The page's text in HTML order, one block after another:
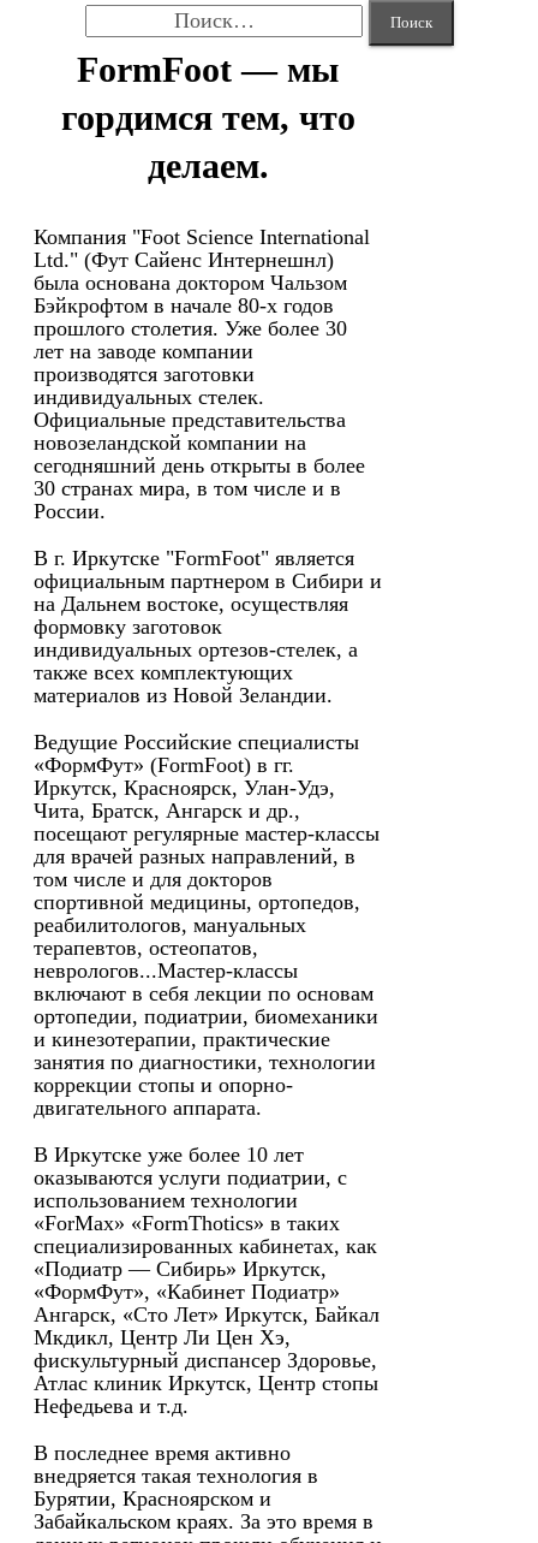
FormFoot — мы
гордимся тем, что
делаем.
Компания "Foot Science International
Ltd." (Фут Сайенс Интернешнл)
была основана доктором Чальзом
Бэйкрофтом в начале 80-х годов
прошлого столетия. Уже более 30
лет на заводе компании
производятся заготовки
индивидуальных стелек.
Официальные представительства
новозеландской компании на
сегодняшний день открыты в более
30 странах мира, в том числе и в
России.
В г. Иркутске "FormFoot" является
официальным партнером в Сибири и
на Дальнем востоке, осуществляя
формовку заготовок
индивидуальных ортезов-стелек, а
также всех комплектующих
материалов из Новой Зеландии.
Ведущие Российские специалисты
«ФормФут» (FormFoot) в гг.
Иркутск, Красноярск, Улан-Удэ,
Чита, Братск, Ангарск и др.,
посещают регулярные мастер-классы
для врачей разных направлений, в
том числе и для докторов
спортивной медицины, ортопедов,
реабилитологов, мануальных
терапевтов, остеопатов,
неврологов...Мастер-классы
включают в себя лекции по основам
ортопедии, подиатрии, биомеханики
и кинезотерапии, практические
занятия по диагностики, технологии
коррекции стопы и опорно-
двигательного аппарата.
В Иркутске уже более 10 лет
оказываются услуги подиатрии, с
использованием технологии
«ForMax» «FormThotics» в таких
специализированных кабинетах, как
«Подиатр — Сибирь» Иркутск,
«ФормФут», «Кабинет Подиатр»
Ангарск, «Сто Лет» Иркутск, Байкал
Мкдикл, Центр Ли Цен Хэ,
фискультурный диспансер Здоровье,
Атлас клиник Иркутск, Центр стопы
Нефедьева и т.д.
В последнее время активно
внедряется такая технология в
Бурятии, Красноярском и
Забайкальском краях. За это время в